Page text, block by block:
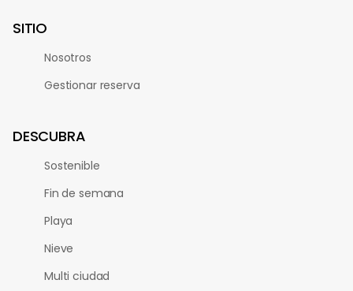
SITIO
Nosotros
Gestionar reserva
DESCUBRA
Sostenible
Fin de semana
Playa
Nieve
Multi ciudad